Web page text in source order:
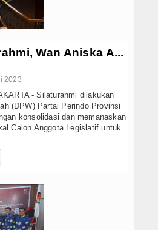
Wan Aniska A...
2023
- Silaturahmi dilakukan
(DPW) Partai Perindo Provinsi
konsolidasi dan memanaskan
Calon Anggota Legislatif untuk